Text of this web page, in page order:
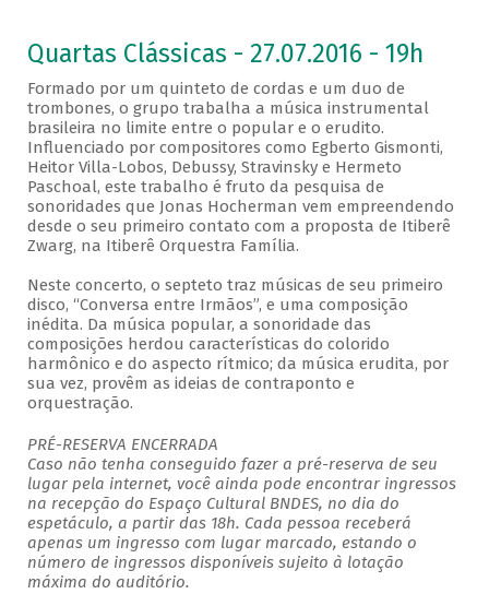
Quartas Clássicas - 27.07.2016 - 19h
Formado por um quinteto de cordas e um duo de
trombones, o grupo trabalha a música instrumental
brasileira no limite entre o popular e o erudito.
Influenciado por compositores como Egberto Gismonti,
Heitor Villa-Lobos, Debussy, Stravinsky e Hermeto
Paschoal, este trabalho é fruto da pesquisa de
sonoridades que Jonas Hocherman vem empreendendo
desde o seu primeiro contato com a proposta de Itiberê
Zwarg, na Itiberê Orquestra Família.
Neste concerto, o septeto traz músicas de seu primeiro
disco, “Conversa entre Irmãos”, e uma composição
inédita. Da música popular, a sonoridade das
composições herdou características do colorido
harmônico e do aspecto rítmico; da música erudita, por
sua vez, provêm as ideias de contraponto e
orquestração.
PRÉ-RESERVA ENCERRADA
Caso não tenha conseguido fazer a pré-reserva de seu
lugar pela internet, você ainda pode encontrar ingressos
na recepção do Espaço Cultural BNDES, no dia do
espetáculo, a partir das 18h. Cada pessoa receberá
apenas um ingresso com lugar marcado, estando o
número de ingressos disponíveis sujeito à lotação
máxima do auditório.